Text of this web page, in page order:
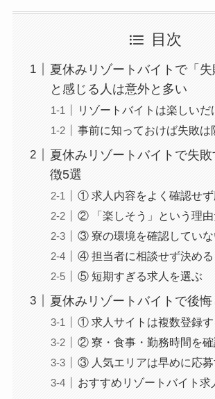
目次
夏休みリゾートバイトで「失
と感じる人は意外と多い
リゾートバイトは楽しいだ
事前に知っておけば失敗は
夏休みリゾートバイトで失
徴5選
① 求人内容をよく確認せず
② 「楽しそう」という理由
③ 寮の環境を確認していな
④ 担当者に相談せず決める
⑤ 短期すぎる求人を選ぶ
夏休みリゾートバイトで後
① 求人サイトは複数登録す
② 寮・食事・勤務時間を確
③ 人気エリアは早めに応募
おすすめリゾートバイト求